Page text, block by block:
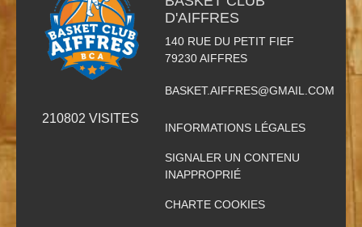
210802 VISITES
D'AIFFRES
140 RUE DU PETIT FIEF
79230AIFFRES
BASKET.AIFFRES@GMAIL.COM
INFORMATIONS LÉGALES
SIGNALER UN CONTENU
INAPPROPRIÉ
CHARTE COOKIES